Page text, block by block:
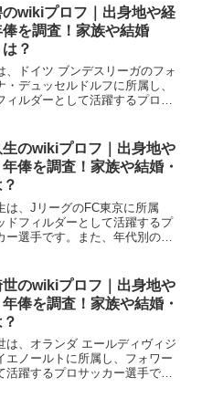
るのでしょうか？年俸はどのく
でしょうか？家族...
のwikiプロフ｜出身地や経
俸を調査！家族や結婚
は？
、ドイツ ブンデスリーガのフォ
・デュッセルドルフに所属し、
ィルダーとして活躍するプロサ
、どんな経歴を持っているので
？年俸はどのく...
のwikiプロフ｜出身地や
俸を調査！家族や結婚・
は、JリーグのFC東京に所属
ドフィルダーとして活躍するプ
ー選手です。また、年代別のサ
ているのでしょうか？年俸はど
なのでしょうか？...
世のwikiプロフ｜出身地や
俸を調査！家族や結婚・
は、オランダ エールディヴィジ
エノールトに所属し、フォワー
活躍するプロサッカー選手で